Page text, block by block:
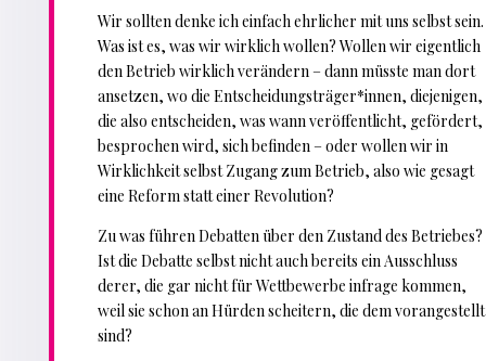
Wir sollten denke ich einfach ehrlicher mit uns selbst sein.
Was ist es, was wir wirklich wollen? Wollen wir eigentlich
den Betrieb wirklich verändern – dann müsste man dort
ansetzen, wo die Entscheidungsträger*innen, diejenigen,
die also entscheiden, was wann veröffentlicht, gefördert,
besprochen wird, sich befinden – oder wollen wir in
Wirklichkeit selbst Zugang zum Betrieb, also wie gesagt
eine Reform statt einer Revolution?
Zu was führen Debatten über den Zustand des Betriebes?
Ist die Debatte selbst nicht auch bereits ein Ausschluss
derer, die gar nicht für Wettbewerbe infrage kommen,
weil sie schon an Hürden scheitern, die dem vorangestellt
sind?